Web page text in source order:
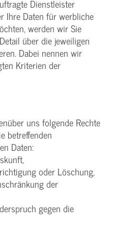
Dienstleister
Ihre Daten für werbliche
werden wir Sie
über die jeweiligen
Dabei nennen wir
Kriterien der
uns folgende Rechte
betreffenden
Daten:
oder Löschung,
der
gegen die